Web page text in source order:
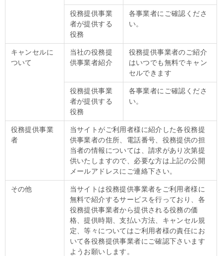
役務提供事業
者が提供する
役務
各事業者にご確認くださ
い。
キャンセルに
ついて
当社の役務提
供事業者紹介
役務提供事業者のご紹介
はいつでも無料でキャン
セルできます
役務提供事業
者が提供する
役務
各事業者にご確認くださ
い。
役務提供事業
者
当サイトがご利用者様に紹介した各役務提
供事業者の住所、電話番号、役務提供の担
当者の情報については、請求があり次第提
供いたしますので、必要な方は上記の公開
メールアドレスにご連絡下さい。
その他
当サイトは役務提供事業者をご利用者様に
無料で紹介するサービスを行っており、各
役務提供事業者から提供される役務の価
格、提供時期、支払い方法、キャンセル規
定、等々についてはご利用者様の責任にお
いて各役務提供事業者にご確認下さいます
ようお願いします。